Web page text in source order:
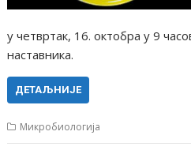
у четвртак, 16. октобра у 9
наставника.
ДЕТАЉНИЈЕ
Микробиологија